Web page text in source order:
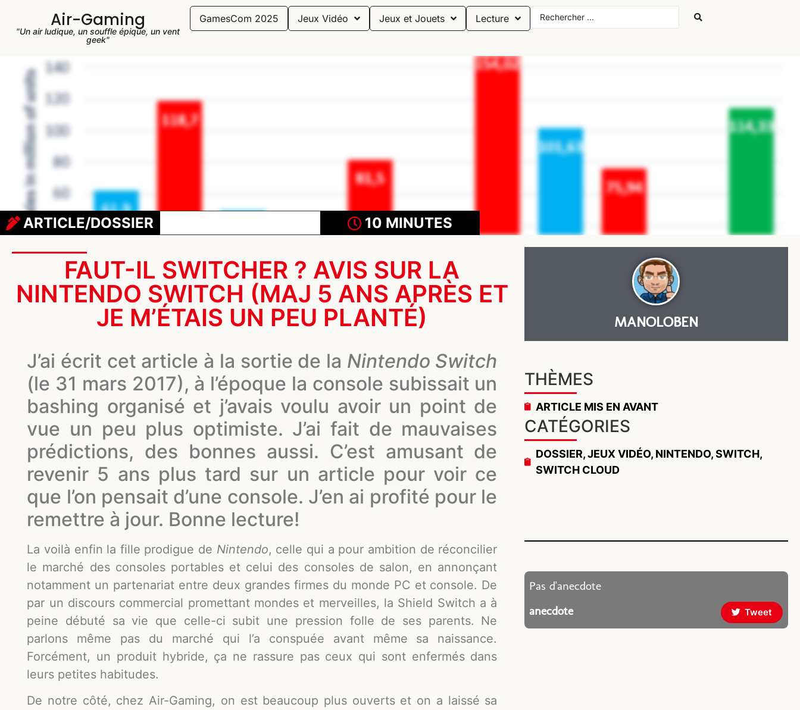
Air-Gaming
"Un air ludique, un souffle épique, un vent
geek"
GamesCom 2025 Jeux Vidéo Jeux et Jouets Lecture
ARTICLE/DOSSIER 10 MINUTES
FAUT-IL SWITCHER ? AVIS SUR LA
NINTENDO SWITCH (MAJ 5 ANS APRÈS ET
JE M’ÉTAIS UN PEU PLANTÉ)
J’ai écrit cet article à la sortie de la Nintendo Switch
(le 31 mars 2017), à l’époque la console subissait un
bashing organisé et j’avais voulu avoir un point de
vue un peu plus optimiste. J’ai fait de mauvaises
prédictions, des bonnes aussi. C’est amusant de
revenir 5 ans plus tard sur un article pour voir ce
que l’on pensait d’une console. J’en ai profité pour le
remettre à jour. Bonne lecture!
La voilà enfin la fille prodigue de Nintendo, celle qui a pour ambition de réconcilier
le marché des consoles portables et celui des consoles de salon, en annonçant
notamment un partenariat entre deux grandes firmes du monde PC et console. De
par un discours commercial promettant mondes et merveilles, la Shield Switch a à
peine débuté sa vie que celle-ci subit une pression folle de ses parents. Ne
parlons même pas du marché qui l’a conspuée avant même sa naissance.
Forcément, un produit hybride, ça ne rassure pas ceux qui sont enfermés dans
leurs petites habitudes.
De notre côté, chez Air-Gaming, on est beaucoup plus ouverts et on a laissé sa
MANOLOBEN
THÈMES
ARTICLE MIS EN AVANT
CATÉGORIES
DOSSIER,JEUX VIDÉO, NINTENDO,SWITCH,
SWITCH CLOUD
Pas d'anecdote
anecdote
Tweet